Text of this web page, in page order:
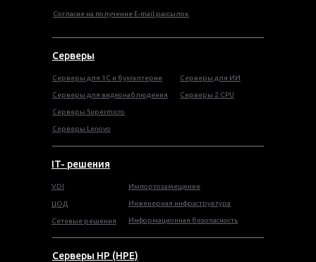
Согласие на получение E-mail рассылок
Серверы
Серверы HP (HPE)
Серверы для 1С и бухгалтерии
Серверы для видеонаблюдения
Серверы Supermicro
Серверы Lenovo
Серверы для ИИ
Серверы 2 CPU
VDI
ЦОД
Сетевые решения
Импортозамещение
Инженерная инфраструктура
Информационная безопасность
IT- решения